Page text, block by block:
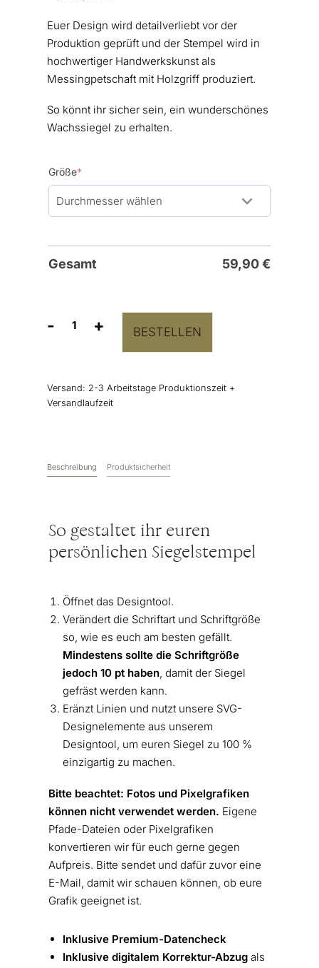
Euer Design wird detailverliebt vor der
Produktion geprüft und der Stempel wird in
hochwertiger Handwerkskunst als
Messingpetschaft mit Holzgriff produziert.
So könnt ihr sicher sein, ein wunderschönes
Wachssiegel zu erhalten.
Größe*(required)
Gesamt 59,90€
-
Siegelstempel
Menge
+ BESTELLEN
Versand: 2-3 Arbeitstage Produktionszeit +
Versandlaufzeit
Beschreibung Produktsicherheit
So gestaltet ihr euren
persönlichen Siegelstempel
Öffnet das Designtool.
Verändert die Schriftart und Schriftgröße
so, wie es euch am besten gefällt.
Mindestens sollte die Schriftgröße
jedoch 10 pt haben, damit der Siegel
gefräst werden kann.
Eränzt Linien und nutzt unsere SVG-
Designelemente aus unserem
Designtool, um euren Siegel zu 100 %
einzigartig zu machen.
Bitte beachtet: Fotos und Pixelgrafiken
können nicht verwendet werden. Eigene
Pfade-Dateien oder Pixelgrafiken
konvertieren wir für euch gerne gegen
Aufpreis. Bitte sendet und dafür zuvor eine
E-Mail, damit wir schauen können, ob eure
Grafik geeignet ist.
Inklusive Premium-Datencheck
Inklusive digitalem Korrektur-Abzugals